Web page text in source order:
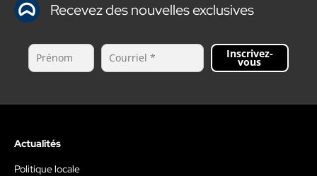
Recevez des nouvelles exclusives
Inscrivez-
vous
Actualités
Politique locale